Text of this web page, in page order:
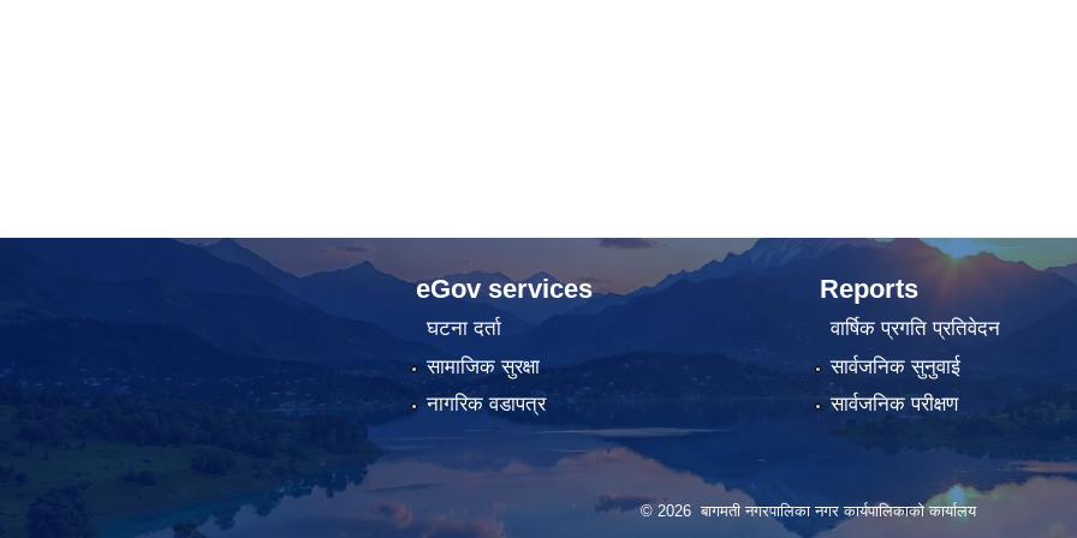
eGov services
घटना दर्ता
सामाजिक सुरक्षा
नागरिक वडापत्र
Reports
वार्षिक प्रगति प्रतिवेदन
सार्वजनिक सुनुवाई
सार्वजनिक परीक्षण
© 2026 बागमती नगरपालिका नगर कार्यपालिकाको कार्यालय